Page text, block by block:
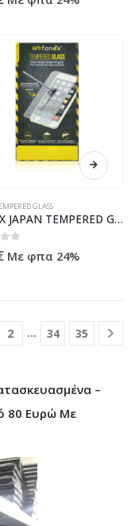
GLASS
FONEX JAPAN TEMPERED GLASS IPHONE 14 PRO MAX
5Με φπα 24%
2 … 34 35
–
80 Ευρώ Με